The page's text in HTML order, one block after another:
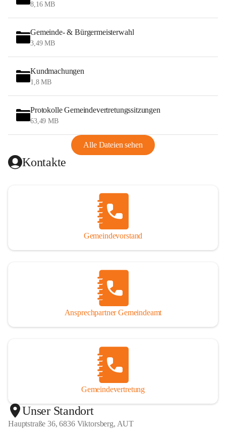
8,16 MB
Gemeinde- & Bürgermeisterwahl
3,49 MB
Kundmachungen
1,8 MB
Protokolle Gemeindevertretungssitzungen
63,49 MB
Alle Dateien sehen
Kontakte
Gemeindevorstand
Ansprechpartner Gemeindeamt
Gemeindevertretung
Unser Standort
Hauptstraße 36, 6836 Viktorsberg, AUT